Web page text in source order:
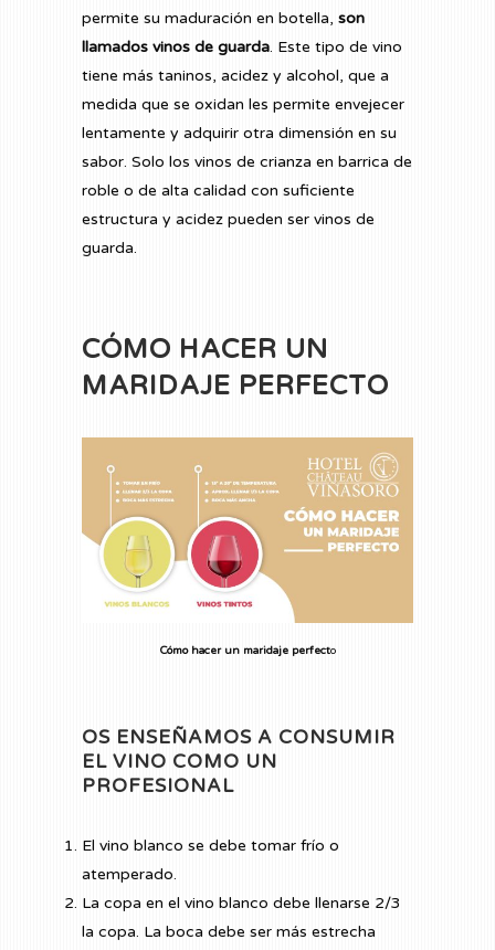
permite su maduración en botella, son
llamados vinos de guarda. Este tipo de vino
tiene más taninos, acidez y alcohol, que a
medida que se oxidan les permite envejecer
lentamente y adquirir otra dimensión en su
sabor. Solo los vinos de crianza en barrica de
roble o de alta calidad con suficiente
estructura y acidez pueden ser vinos de
guarda.
CÓMO HACER UN
MARIDAJE PERFECTO
Cómo hacer un maridaje perfecto
OS ENSEÑAMOS A CONSUMIR
EL VINO COMO UN
PROFESIONAL
El vino blanco se debe tomar frío o
atemperado.
La copa en el vino blanco debe llenarse 2/3
la copa. La boca debe ser más estrecha